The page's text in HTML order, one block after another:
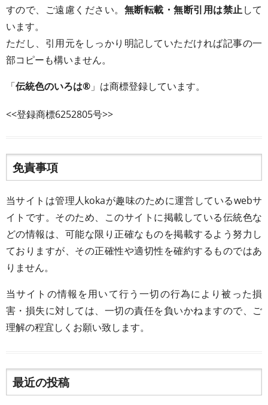
すので、ご遠慮ください。 無断転載・無断引用は禁止して
います。
ただし、引用元をしっかり明記していただければ記事の一
部コピーも構いません。
「伝統色のいろは® 」は商標登録しています。
<<登録商標6252805号>>
免責事項
当サイトは管理人kokaが趣味のために運営しているwebサ
イトです。そのため、このサイトに掲載している伝統色な
どの情報は、可能な限り正確なものを掲載するよう努力し
ておりますが、その正確性や適切性を確約するものではあ
りません。
当サイトの情報を用いて行う一切の行為により被った損
害・損失に対しては、一切の責任を負いかねますので、ご
理解の程宜しくお願い致します。
最近の投稿